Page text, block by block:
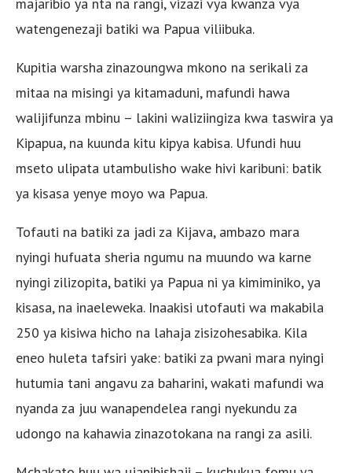
watengenezaji batiki wa Papua viliibuka.
Kupitia warsha zinazoungwa mkono na serikali za
mitaa na misingi ya kitamaduni, mafundi hawa
walijifunza mbinu – lakini waliziingiza kwa taswira ya
Kipapua, na kuunda kitu kipya kabisa. Ufundi huu
mseto ulipata utambulisho wake hivi karibuni: batik
ya kisasa yenye moyo wa Papua.
Tofauti na batiki za jadi za Kijava, ambazo mara
nyingi hufuata sheria ngumu na muundo wa karne
nyingi zilizopita, batiki ya Papua ni ya kimiminiko, ya
kisasa, na inaeleweka. Inaakisi utofauti wa makabila
250 ya kisiwa hicho na lahaja zisizohesabika. Kila
eneo huleta tafsiri yake: batiki za pwani mara nyingi
hutumia tani angavu za baharini, wakati mafundi wa
nyanda za juu wanapendelea rangi nyekundu za
udongo na kahawia zinazotokana na rangi za asili.